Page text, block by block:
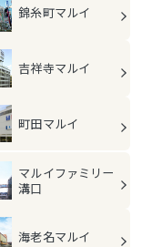
錦糸町マルイ
吉祥寺マルイ
町田マルイ
マルイファミリー
溝口
海老名マルイ